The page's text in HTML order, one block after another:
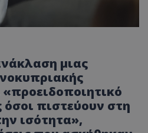
μιας
όσοι πιστεύουν στη
ισότητα»,